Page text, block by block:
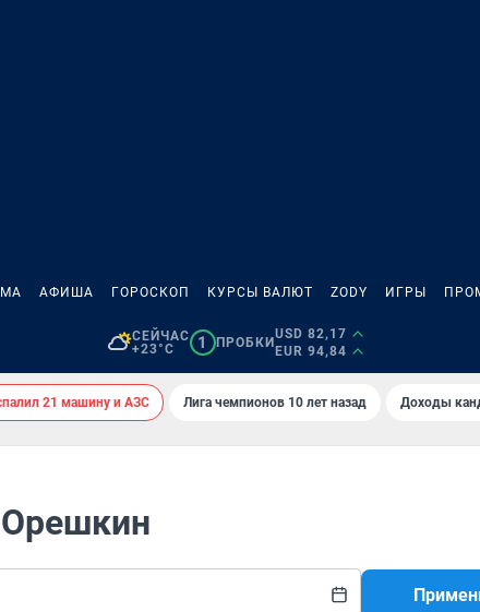
АФИША ГОРОСКОП КУРСЫ ВАЛЮТ ZODY ИГРЫ
СЕЙЧАС
+23°C
1 ПРОБКИ
USD 82,17
EUR 94,84
21 машину и АЗС Лига чемпионов 10 лет назад Доходы